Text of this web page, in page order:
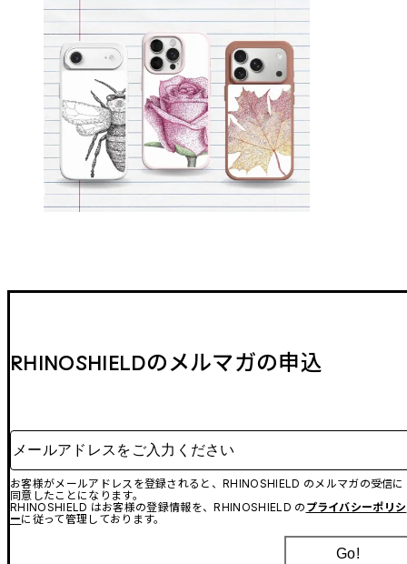
RHINOSHIELDのメルマガの申込
メールアドレスをご入力ください
お客様がメールアドレスを登録されると、RHINOSHIELD のメルマガの受信に
同意したことになります。
RHINOSHIELD はお客様の登録情報を、RHINOSHIELD の プライバシーポリシ
ーに従って管理しております。
Go!